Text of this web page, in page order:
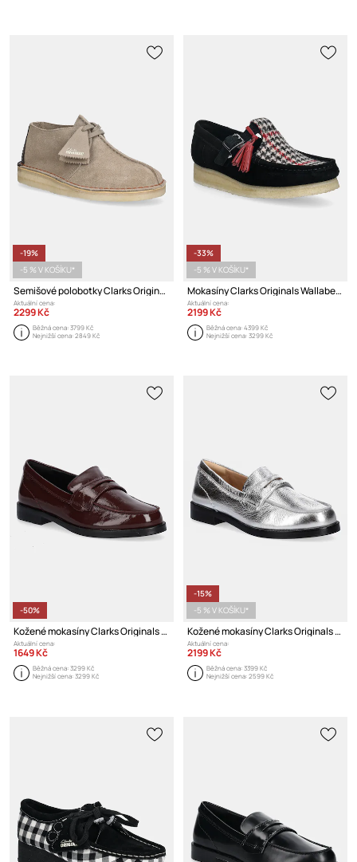
-19%
-5 % V KOŠÍKU*
Semišové polobotky Clarks Originals Desert Trek
Aktuální cena:
2299 Kč
Běžná cena:3799 Kč
Nejnižší cena:2849 Kč
-33%
-5 % V KOŠÍKU*
Mokasíny Clarks Originals Wallabee T Bar
Aktuální cena:
2199 Kč
Běžná cena:4399 Kč
Nejnižší cena:3299 Kč
-50%
Kožené mokasíny Clarks Originals Straven Edge
Aktuální cena:
1649 Kč
Běžná cena:3299 Kč
Nejnižší cena:3299 Kč
-15%
-5 % V KOŠÍKU*
Kožené mokasíny Clarks Originals Straven Edge
Aktuální cena:
2199 Kč
Běžná cena:3399 Kč
Nejnižší cena:2599 Kč